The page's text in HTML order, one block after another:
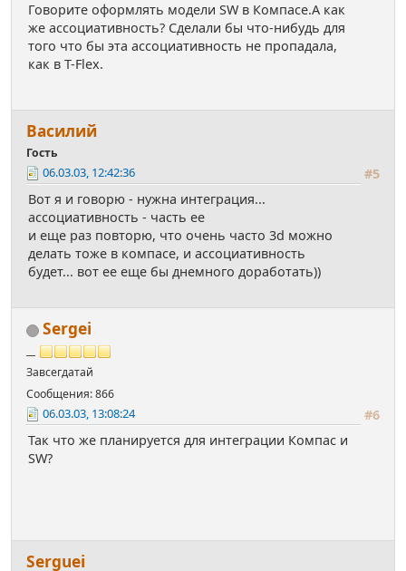
Говорите оформлять модели SW в Компасе.А как
же ассоциативность? Сделали бы что-нибудь для
того что бы эта ассоциативность не пропадала,
как в T-Flex.
Василий
Гость
#5
06.03.03, 12:42:36
Вот я и говорю - нужна интеграция...
ассоциативность - часть ее
и еще раз повторю, что очень часто 3d можно
делать тоже в компасе, и ассоциативность
будет... вот ее еще бы днемного доработать))
Sergei
Завсегдатай
Сообщения: 866
#6
06.03.03, 13:08:24
Так что же планируется для интеграции Компас и
SW?
Serguei